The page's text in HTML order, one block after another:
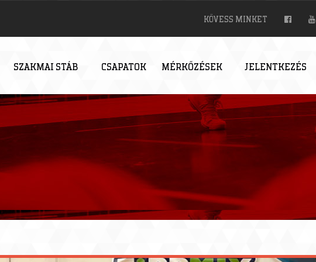
KÖVESS MINKET
SZAKMAI STÁB CSAPATOK MÉRKŐZÉSEK JELENTKEZÉS